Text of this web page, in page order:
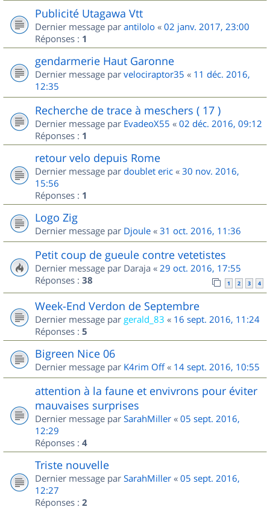
Publicité Utagawa Vtt
Dernier message par antilolo « 02 janv. 2017, 23:00
Réponses : 1
gendarmerie Haut Garonne
Dernier message par velociraptor35 « 11 déc. 2016,
12:35
Recherche de trace à meschers ( 17 )
Dernier message par EvadeoX55 « 02 déc. 2016, 09:12
Réponses : 1
retour velo depuis Rome
Dernier message par doublet eric « 30 nov. 2016,
15:56
Réponses : 1
Logo Zig
Dernier message par Djoule « 31 oct. 2016, 11:36
Petit coup de gueule contre vetetistes
Dernier message par Daraja « 29 oct. 2016, 17:55
Réponses : 38 1 2 3 4
Week-End Verdon de Septembre
Dernier message par gerald_83 « 16 sept. 2016, 11:24
Réponses : 5
Bigreen Nice 06
Dernier message par K4rim Off« 14 sept. 2016, 10:55
attention à la faune et envivrons pour éviter
mauvaises surprises
Dernier message par SarahMiller « 05 sept. 2016,
12:29
Réponses : 4
Triste nouvelle
Dernier message par SarahMiller « 05 sept. 2016,
12:27
Réponses : 2